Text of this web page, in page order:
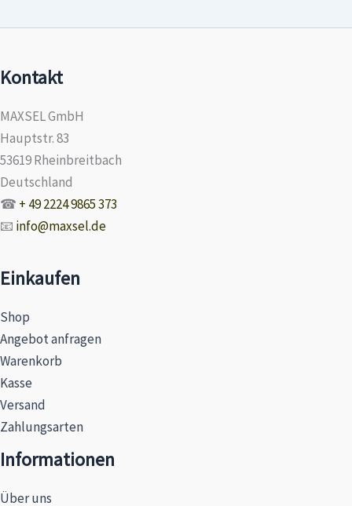
Kontakt
MAXSEL GmbH
Hauptstr. 83
53619 Rheinbreitbach
Deutschland
☎ + 49 2224 9865 373
📧 info@maxsel.de
Einkaufen
Shop
Angebot anfragen
Warenkorb
Kasse
Versand
Zahlungsarten
Informationen
Über uns